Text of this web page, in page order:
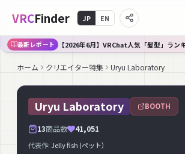
VRCFinder JP EN
最新レポート
ホーム クリエイター特集 Uryu Laboratory
Uryu Laboratory BOOTH
13商品数 41,051
代表作:Jelly fish (ペット）